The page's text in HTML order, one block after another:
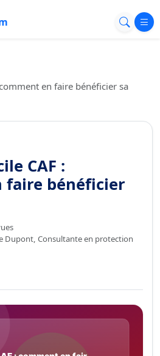
en faire bénéficier sa
CAF :
faire bénéficier
Dupont, Consultante en protection